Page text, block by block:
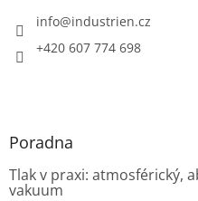
info@industrien.cz
+420 607 774 698
Poradna
Tlak v praxi: atmosférický,
vakuum